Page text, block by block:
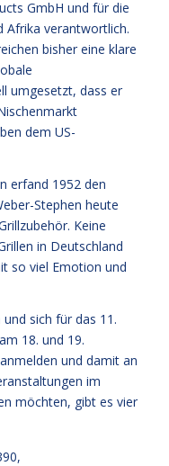
GmbH und für die
Afrika verantwortlich.
bisher eine klare
umgesetzt, dass er
dem US-
erfand 1952 den
Stephen heute
Keine
in Deutschland
so viel Emotion und
und sich für das 11.
18. und 19.
und damit an
im
möchten, gibt es vier